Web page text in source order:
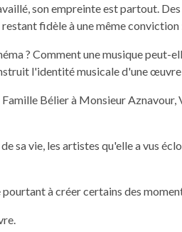
son empreinte est partout.
fidèle à une même
? Comment une musique
l'identité musicale d'une œuvre
Bélier à Monsieur
sa vie, les artistes qu'elle a vus
à créer certains des